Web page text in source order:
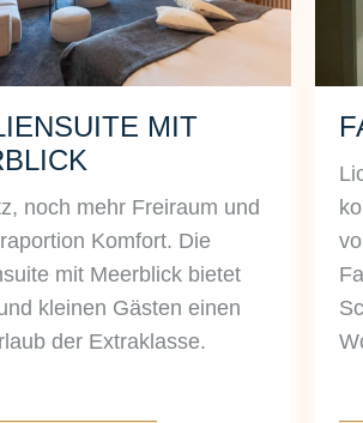
MIT
noch mehr Freiraum und
Komfort. Die
mit Meerblick bietet
kleinen Gästen einen
der Extraklasse.